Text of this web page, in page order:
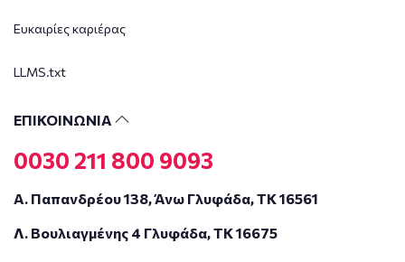
Ευκαιρίες καριέρας
LLMS.txt
ΕΠΙΚΟΙΝΩΝΙΑ
0030 211 800 9093
Α. Παπανδρέου 138, Άνω Γλυφάδα, ΤΚ 16561
Λ. Βουλιαγμένης 4 Γλυφάδα, ΤΚ 16675